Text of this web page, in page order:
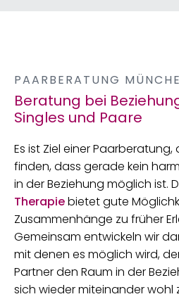
Beratung bei
Singles und Paare
PAARBERATUNG
Es ist Ziel einer
finden, dass gerade kein
in der Beziehung möglich ist.
Therapiebietet gute
Zusammenhänge zu früher
Gemeinsam entwickeln wir
mit denen es möglich wird,
Partner den Raum in der
sich wieder miteinander wohl